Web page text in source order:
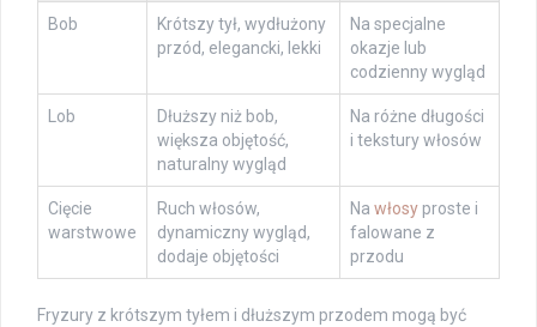
Bob
Krótszy tył, wydłużony
przód, elegancki, lekki
Na specjalne
okazje lub
codzienny wygląd
Lob
Dłuższy niż bob,
większa objętość,
naturalny wygląd
Na różne długości
i tekstury włosów
Cięcie
warstwowe
Ruch włosów,
dynamiczny wygląd,
dodaje objętości
Na włosy proste i
falowane z
przodu
Fryzury z krótszym tyłem i dłuższym przodem mogą być